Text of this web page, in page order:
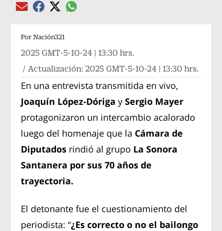
Compartir el artículo actual mediante Email
Compartir el artículo actual mediante Facebook
Compartir el artículo actual mediante Twitter
Compartir el artículo actual mediante
Por Nación321
2025 GMT-5-10-24 | 13:30 hrs.
/ Actualización:2025 GMT-5-10-24 | 13:30 hrs.
En una entrevista transmitida en vivo,
Joaquín López-Dóriga ySergio Mayer
protagonizaron un intercambio acalorado
luego del homenaje que la Cámara de
Diputados rindió al grupo La Sonora
Santanera por sus 70 años de
trayectoria.
El detonante fue el cuestionamiento del
periodista: “¿Es correcto o no el bailongo